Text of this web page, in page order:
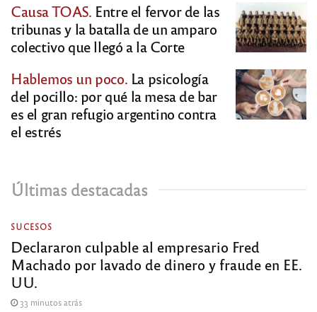
Causa TOAS. Entre el fervor de las
tribunas y la batalla de un amparo
colectivo que llegó a la Corte
Hablemos un poco. La psicología
del pocillo: por qué la mesa de bar
es el gran refugio argentino contra
el estrés
Últimas destacadas
SUCESOS
Declararon culpable al empresario Fred
Machado por lavado de dinero y fraude en EE.
UU.
33 minutos atrás